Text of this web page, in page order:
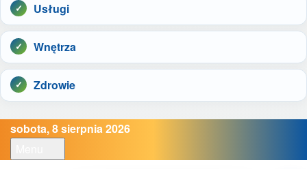
Usługi
Wnętrza
Zdrowie
sobota, 8 sierpnia 2026